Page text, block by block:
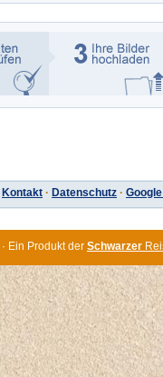
Kontakt · Datenschutz ·
· Ein Produkt der Schwarzer